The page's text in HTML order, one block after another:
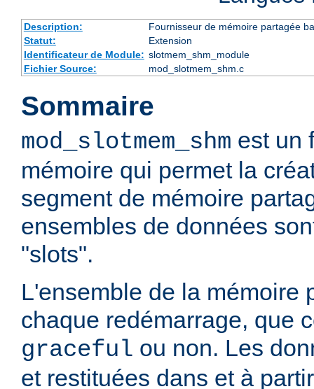
Description:
Fournisseur de mémoire partagée
Statut:
Extension
Identificateur de Module: slotmem_shm_module
Fichier Source:
mod_slotmem_shm.c
Sommaire
mod_slotmem_shm est un
mémoire qui permet la
segment de mémoire
ensembles de données
"slots".
L'ensemble de la mémoire
chaque redémarrage, que
graceful ou non. Les
et restituées dans et à